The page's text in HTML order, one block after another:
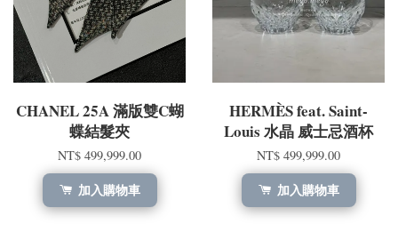
CHANEL 25A 滿版雙C蝴
蝶結髮夾
NT$ 499,999.00
加入購物車
HERMÈS feat. Saint-
Louis 水晶 威士忌酒杯
NT$ 499,999.00
加入購物車